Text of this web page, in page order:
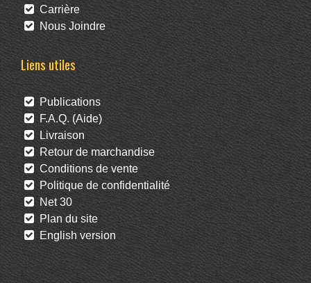
Carrière
Nous Joindre
Liens utiles
Publications
F.A.Q. (Aide)
Livraison
Retour de marchandise
Conditions de vente
Politique de confidentialité
Net 30
Plan du site
English version